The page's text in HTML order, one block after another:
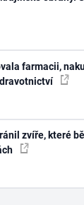
farmacii,
zvíře, které